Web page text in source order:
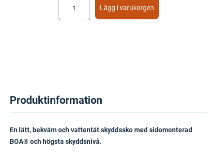
Lägg i varukorgen
Produktinformation
En lätt, bekväm och vattentät skyddssko med sidomonterad
BOA® och högsta skyddsnivå.